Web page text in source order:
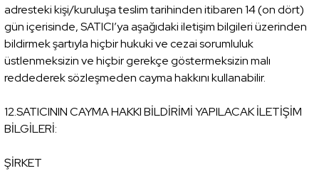
adresteki kişi/kuruluşa teslim tarihinden itibaren 14 (on dört)
gün içerisinde, SATICI’ya aşağıdaki iletişim bilgileri üzerinden
bildirmek şartıyla hiçbir hukuki ve cezai sorumluluk
üstlenmeksizin ve hiçbir gerekçe göstermeksizin malı
reddederek sözleşmeden cayma hakkını kullanabilir.
12.SATICININ CAYMA HAKKI BİLDİRİMİ YAPILACAK İLETİŞİM
BİLGİLERİ:
ŞİRKET